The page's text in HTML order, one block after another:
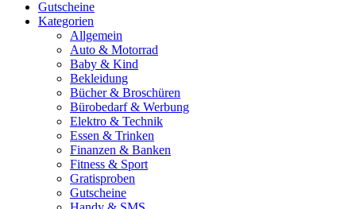
Gutscheine
Kategorien
Allgemein
Auto & Motorrad
Baby & Kind
Bekleidung
Bücher & Broschüren
Bürobedarf & Werbung
Elektro & Technik
Essen & Trinken
Finanzen & Banken
Fitness & Sport
Gratisproben
Gutscheine